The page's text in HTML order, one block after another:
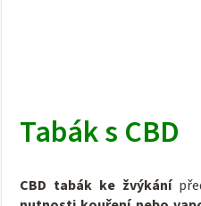
Tabák s CBD
CBD tabák ke žvýkání